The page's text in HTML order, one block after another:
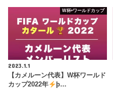
W杯•ワールドカップ
2023.1.1
【カメルーン代表】W杯ワールド
カップ2022年
þ…